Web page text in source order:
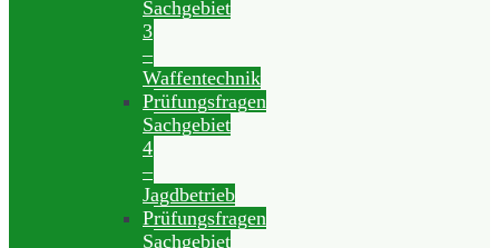
Sachgebiet
3
–
Waffentechnik
Prüfungsfragen
Sachgebiet
4
–
Jagdbetrieb
Prüfungsfragen
Sachgebiet